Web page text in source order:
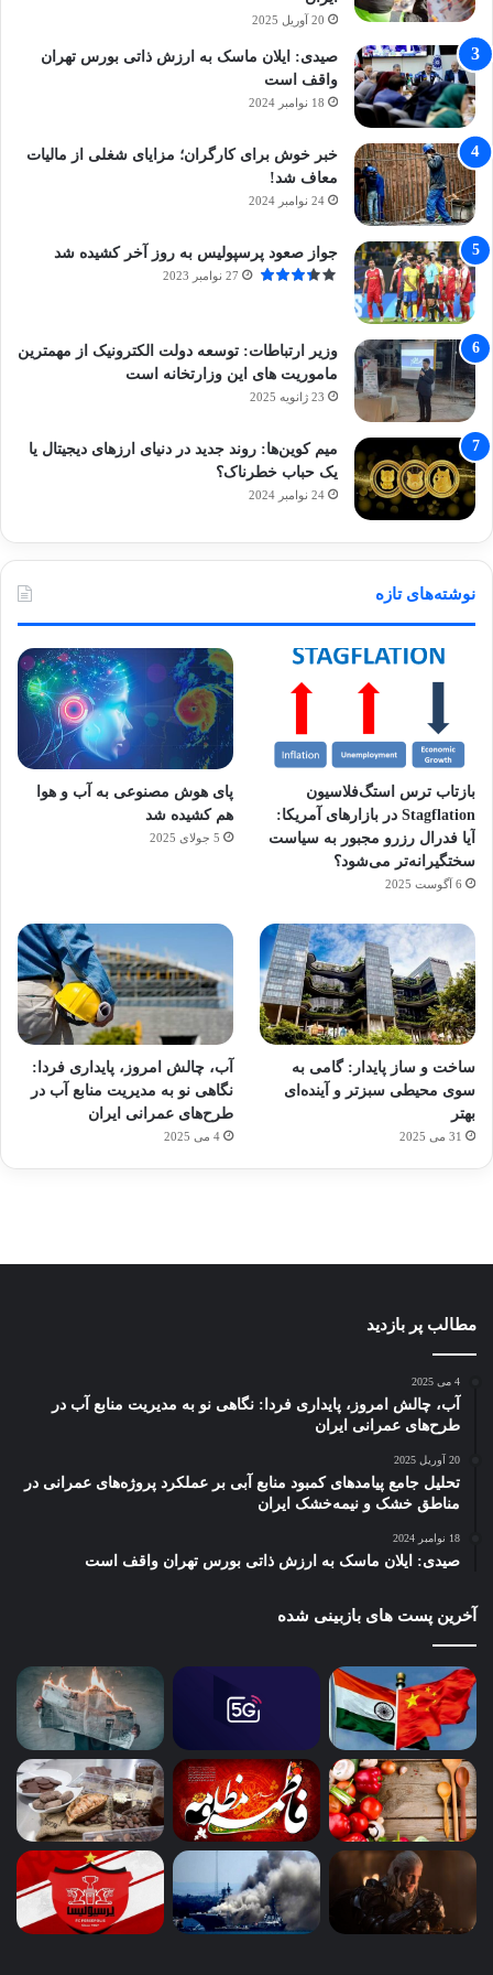
20 آوریل 2025
صیدی: ایلان ماسک به ارزش ذاتی بورس تهران
واقف است
18 نوامبر 2024
خبر خوش برای کارگران؛ مزایای شغلی از مالیات
معاف شد!
24 نوامبر 2024
جواز صعود پرسپولیس به روز آخر کشیده شد
27 نوامبر 2023
وزیر ارتباطات: توسعه دولت الکترونیک از مهمترین
ماموریت های این وزارتخانه است
23 ژانویه 2025
میم کوین‌ها: روند جدید در دنیای ارزهای دیجیتال یا
یک حباب خطرناک؟
24 نوامبر 2024
نوشته‌های تازه
بازتاب ترس استگ‌فلاسیون
Stagflation در بازارهای آمریکا:
آیا فدرال رزرو مجبور به سیاست
سختگیرانه‌تر می‌شود؟
6 آگوست 2025
پای هوش مصنوعی به آب و هوا
هم کشیده شد
5 جولای 2025
ساخت و ساز پایدار: گامی به
سوی محیطی سبزتر و آینده‌ای
بهتر
31 می 2025
آب، چالش امروز، پایداری فردا:
نگاهی نو به مدیریت منابع آب در
طرح‌های عمرانی ایران
4 می 2025
آماده
برای
کشف
توسط
ژاکت
در
ی سفر
مجازی
…
توسط
ورزش
با
ساعت
هوشمند
عکاسی
با طعم
توسط
ژاکت
در
هدفون
های
2023
توسط
ژاکت
مطالب پر بازدید
4 می 2025
آب، چالش امروز، پایداری فردا: نگاهی نو به مدیریت منابع آب در
طرح‌های عمرانی ایران
20 آوریل 2025
تحلیل جامع پیامدهای کمبود منابع آبی بر عملکرد پروژه‌های عمرانی در
مناطق خشک و نیمه‌خشک ایران
18 نوامبر 2024
صیدی: ایلان ماسک به ارزش ذاتی بورس تهران واقف است
آخرین پست های بازبینی شده